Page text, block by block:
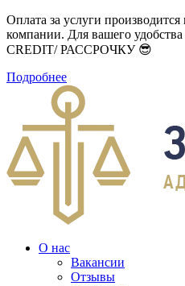
Оплата за услуги
компании. Для вашего
CREDIT/ РАССРОЧКУ 😎
Подробнее
О нас
Вакансии
Отзывы